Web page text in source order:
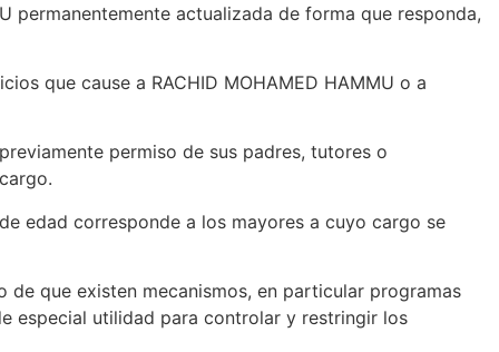
permanentemente actualizada de forma que responda,
que cause a RACHID MOHAMED HAMMU o a
permiso de sus padres, tutores o
edad corresponde a los mayores a cuyo cargo se
que existen mecanismos, en particular programas
especial utilidad para controlar y restringir los